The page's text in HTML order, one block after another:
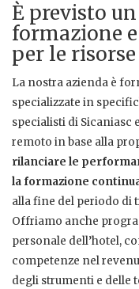
È previsto
formazione
per le
La nostra azienda è
specializzate in
specialisti di
remoto in base alla
rilanciare le
la formazione
alla fine del periodo di
Offriamo anche
personale dell’hotel,
competenze nel
degli strumenti e delle